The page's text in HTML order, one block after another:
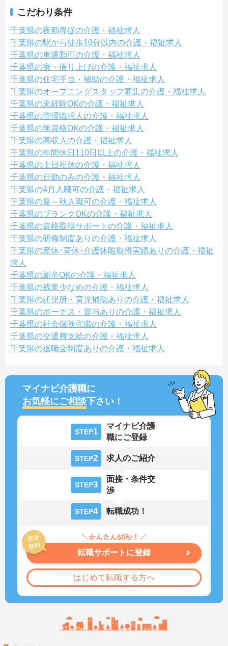
こだわり条件
千葉県の夜勤専従の介護・福祉求人
千葉県の駅から徒歩10分以内の介護・福祉求人
千葉県の車通勤可の介護・福祉求人
千葉県の寮・借り上げの介護・福祉求人
千葉県の住宅手当・補助の介護・福祉求人
千葉県のオープニングスタッフ募集の介護・福祉求人
千葉県の未経験OKの介護・福祉求人
千葉県の管理職求人の介護・福祉求人
千葉県の無資格OKの介護・福祉求人
千葉県の高収入の介護・福祉求人
千葉県の年間休日110日以上の介護・福祉求人
千葉県の土日祝休の介護・福祉求人
千葉県の日勤のみの介護・福祉求人
千葉県の4月入職可の介護・福祉求人
千葉県の夏～秋入職可の介護・福祉求人
千葉県のブランクOKの介護・福祉求人
千葉県の資格取得サポートの介護・福祉求人
千葉県の研修制度ありの介護・福祉求人
千葉県の産休･育休･介護休暇取得実績ありの介護・福祉
求人
千葉県の新卒OKの介護・福祉求人
千葉県の残業少なめの介護・福祉求人
千葉県の託児所・育児補助ありの介護・福祉求人
千葉県のボーナス・賞与ありの介護・福祉求人
千葉県の社会保険完備の介護・福祉求人
千葉県の交通費支給の介護・福祉求人
千葉県の退職金制度ありの介護・福祉求人
マイナビ介護職に
お気軽にご相談下さい！
STEP1
マイナビ介護
職にご登録
STEP2 求人のご紹介
STEP3
面接・条件交
渉
STEP4 転職成功！
転職サポートに登録
はじめて転職する方へ